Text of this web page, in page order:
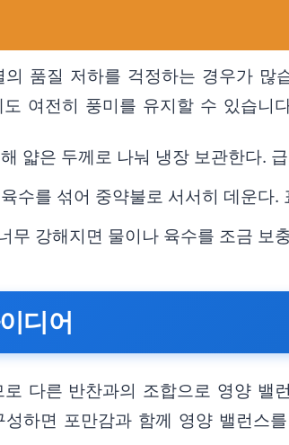
품질 저하를 걱정하는 경우가
여전히 풍미를 유지할 수 있습니
얇은 두께로 나눠 냉장 보관한다.
수를 섞어 중약불로 서서히 데운다
무 강해지면 물이나 육수를 조금 보
디어
다른 반찬과의 조합으로 영양
하면 포만감과 함께 영양 밸런스